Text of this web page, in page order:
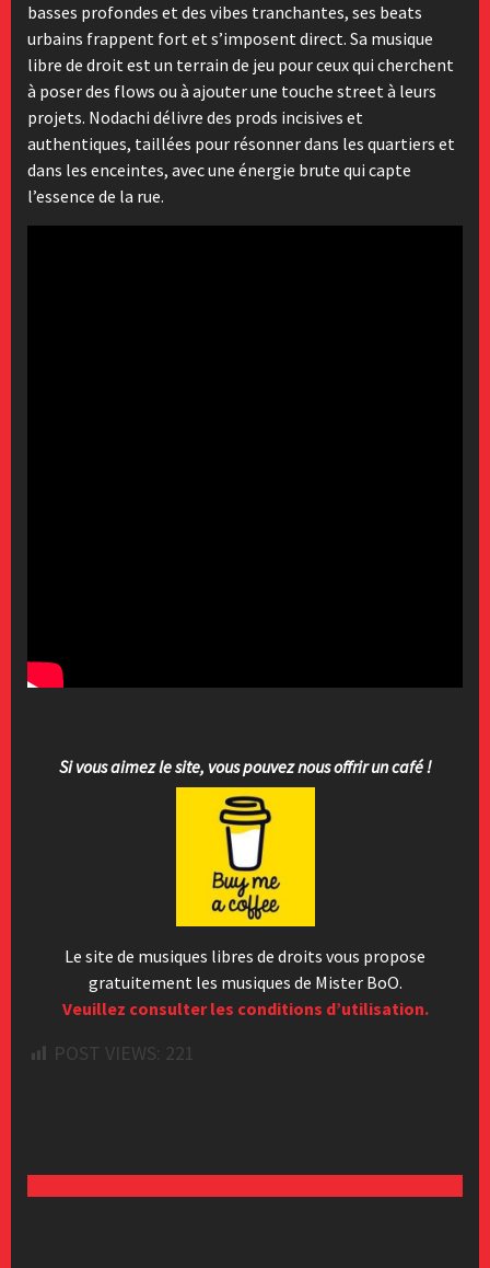
basses profondes et des vibes tranchantes, ses beats
urbains frappent fort et s’imposent direct. Sa musique
libre de droit est un terrain de jeu pour ceux qui cherchent
à poser des flows ou à ajouter une touche street à leurs
projets. Nodachi délivre des prods incisives et
authentiques, taillées pour résonner dans les quartiers et
dans les enceintes, avec une énergie brute qui capte
l’essence de la rue.
Si vous aimez le site, vous pouvez nous offrir un café !
Le site de musiques libres de droits vous propose
gratuitement les musiques de Mister BoO.
Veuillez consulter les conditions d’utilisation.
POST VIEWS: 221